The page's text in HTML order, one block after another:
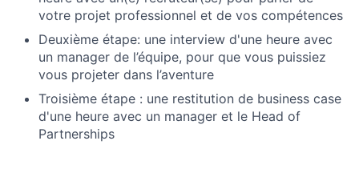
votre projet professionnel et de vos compétences
Deuxième étape: une interview d'une heure avec
un manager de l’équipe, pour que vous puissiez
vous projeter dans l’aventure
Troisième étape : une restitution de business case
d'une heure avec un manager et le Head of
Partnerships